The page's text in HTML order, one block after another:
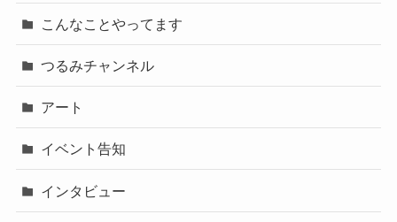
こんなことやってます
つるみチャンネル
アート
イベント告知
インタビュー